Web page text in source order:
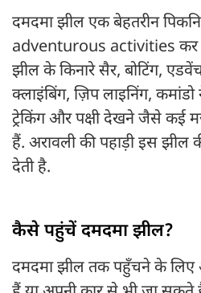
दमदमा झील एक बेहतरीन
adventurous activities
झील के किनारे सैर, बोटिंग,
क्लाइंबिंग, ज़िप लाइनिंग,
ट्रेकिंग और पक्षी देखने जैसे कई
हैं. अरावली की पहाड़ी इस झील
देती है.
कैसे पहुंचें दमदमा झील?
दमदमा झील तक पहुँचने के